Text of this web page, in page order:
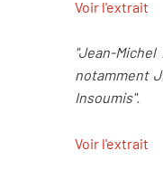
Voir l'extrait
"Jean-
notamment
Insoumis".
Voir l'extrait